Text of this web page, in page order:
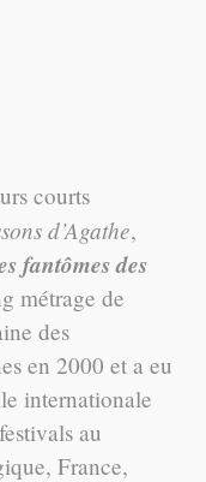
courts
d’Agathe,
fantômes des
métrage de
des
en 2000 et a eu
internationale
au
France,